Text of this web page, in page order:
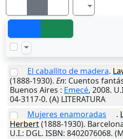
El caballito de madera.
(1888-1930). En: Cuentos
Buenos Aires : Emecé, 2008.
04-3117-0. (A) LITERATURA
Mujeres enamoradas
.
Herbert(1888-1930).
U.I.: DGL. ISBN: 8402076068.